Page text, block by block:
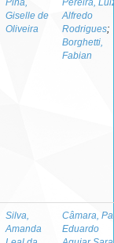
Pina,
Giselle de
Oliveira
Pereira,
Alfredo
Rodrigues;
Borghetti,
Fabian
Silva,
Amanda
Câmara,
Eduardo